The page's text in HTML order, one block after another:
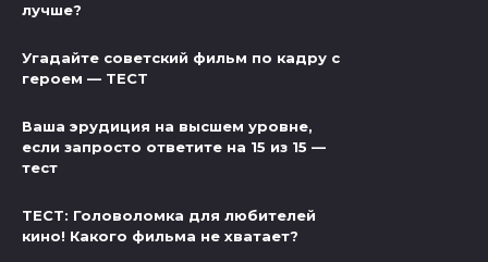
лучше?
Угадайте советский фильм по кадру с
героем — ТЕСТ
Ваша эрудиция на высшем уровне,
если запросто ответите на 15 из 15 —
тест
ТЕСТ: Головоломка для любителей
кино! Какого фильма не хватает?